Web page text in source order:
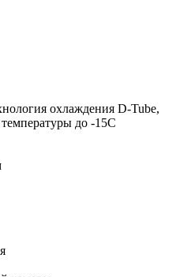
охлаждения D-Tube,
до -15С